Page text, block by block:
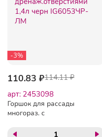
-3%
110.83 ₽114.11 ₽
арт: 2453098
Горшок для рассады
многораз. с
черн IG6053ЧР-ЛМ